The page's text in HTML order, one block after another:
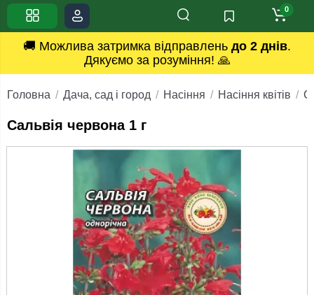
🚚 Можлива затримка відправлень до 2 днів.
Дякуємо за розуміння! 🙏
0
Головна Дача, сад і город Насіння Насіння квітів
Сальвія червона 1 г